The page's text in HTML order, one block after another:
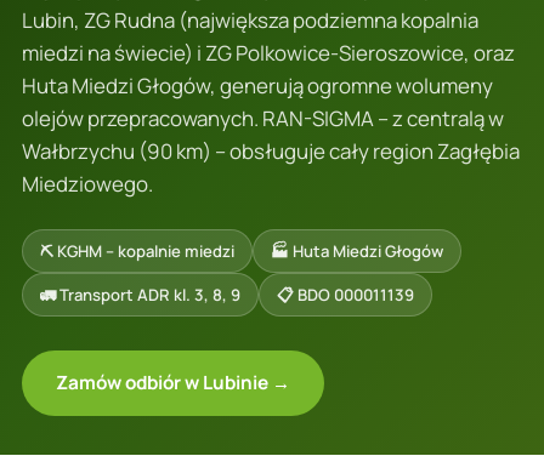
Lubin, ZG Rudna (największa podziemna kopalnia
miedzi na świecie) i ZG Polkowice-Sieroszowice, oraz
Huta Miedzi Głogów, generują ogromne wolumeny
olejów przepracowanych. RAN-SIGMA – z centralą w
Wałbrzychu (90 km) – obsługuje cały region Zagłębia
Miedziowego.
⛏️ KGHM – kopalnie miedzi
🏭 Huta Miedzi Głogów
🚛 Transport ADR kl. 3, 8, 9
📋 BDO 000011139
Zamów odbiór w Lubinie →